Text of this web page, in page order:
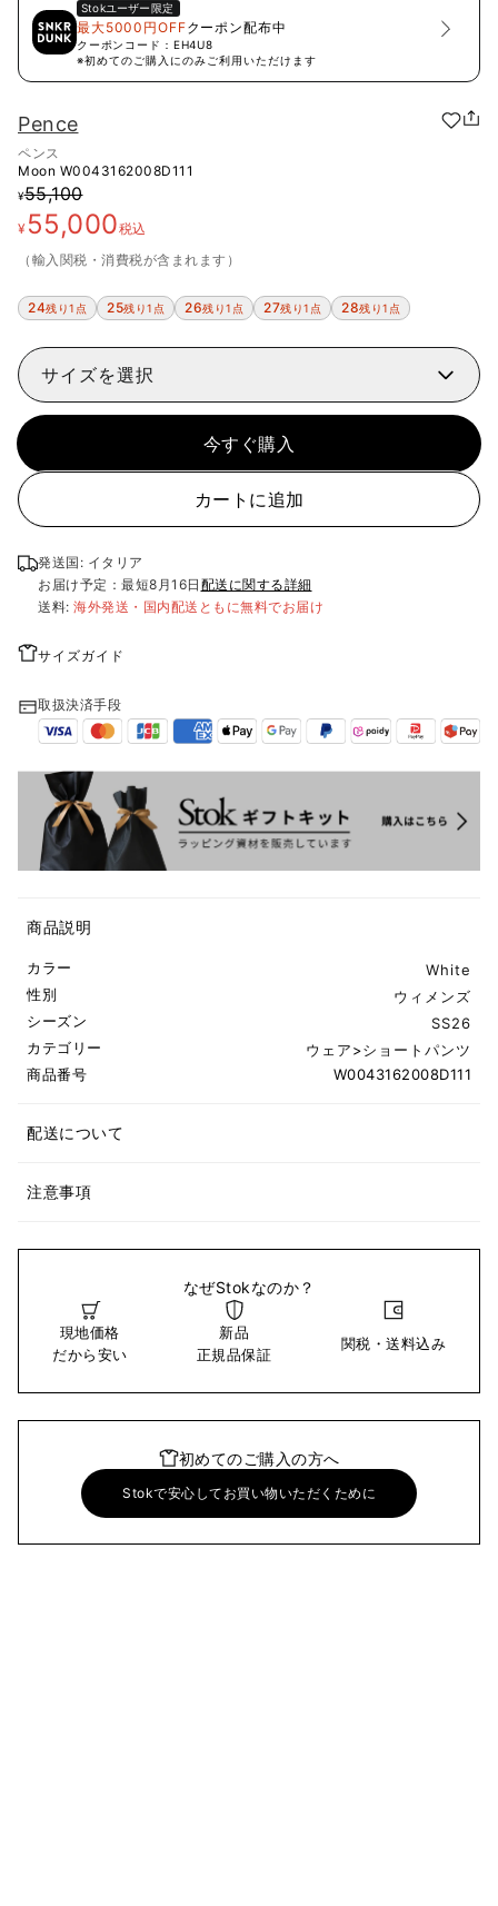
Stokユーザー限定
最大5000円OFFクーポン配布中
クーポンコード： EH4U8
※初めてのご購入にのみご利用いただけます
Pence
ペンス
Moon W0043162008D111
¥55,100
¥ 55,000税込
（輸入関税・消費税が含まれます）
24残り1点 25残り1点 26残り1点 27残り1点 28残り1点
サイズを選択
今すぐ購入
カートに追加
発送国: イタリア
お届け予定：最短8月16日 配送に関する詳細
送料: 海外発送・国内配送ともに無料でお届け
サイズガイド
取扱決済手段
商品説明
カラー
White
性別
ウィメンズ
シーズン
SS26
カテゴリー
ウェア>ショートパンツ
商品番号
W0043162008D111
配送について
注意事項
なぜStokなのか？
現地価格
だから安い
新品
正規品保証
関税・送料込み
初めてのご購入の方へ
Stokで安心してお買い物いただくために